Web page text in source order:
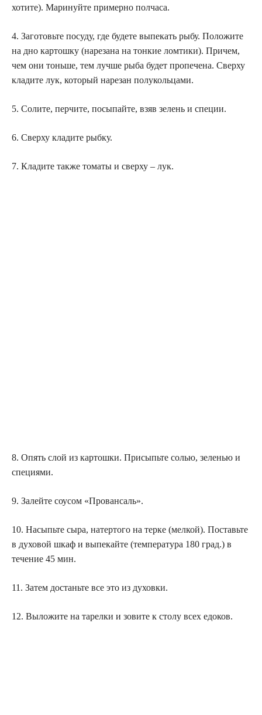
хотите). Маринуйте примерно полчаса.
4. Заготовьте посуду, где будете выпекать рыбу. Положите
на дно картошку (нарезана на тонкие ломтики). Причем,
чем они тоньше, тем лучше рыба будет пропечена. Сверху
кладите лук, который нарезан полукольцами.
5. Солите, перчите, посыпайте, взяв зелень и специи.
6. Сверху кладите рыбку.
7. Кладите также томаты и сверху – лук.
8. Опять слой из картошки. Присыпьте солью, зеленью и
специями.
9. Залейте соусом «Провансаль».
10. Насыпьте сыра, натертого на терке (мелкой). Поставьте
в духовой шкаф и выпекайте (температура 180 град.) в
течение 45 мин.
11. Затем достаньте все это из духовки.
12. Выложите на тарелки и зовите к столу всех едоков.